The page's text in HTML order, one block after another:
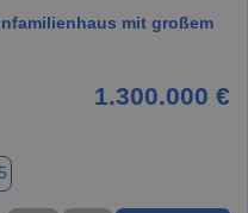
mit großem
1.300.000 €